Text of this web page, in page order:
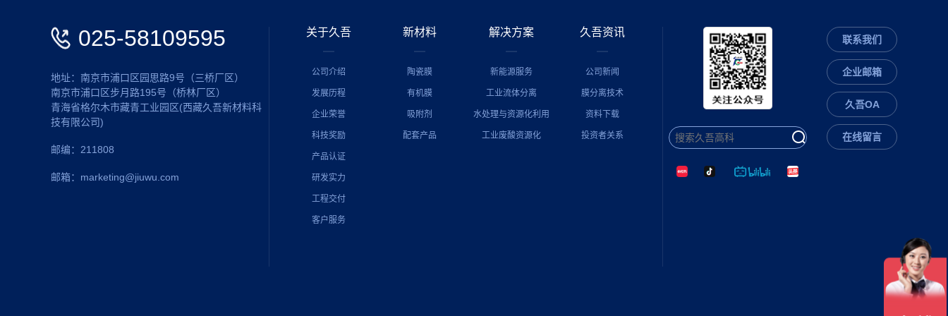
025-58109595
地址：南京市浦口区园思路9号（三桥厂区）
南京市浦口区步月路195号（桥林厂区）
青海省格尔木市藏青工业园区(西藏久吾新材料科
技有限公司)
邮编：211808
邮箱：marketing@jiuwu.com
关于久吾
公司介绍
发展历程
企业荣誉
科技奖励
产品认证
研发实力
工程交付
客户服务
新材料
陶瓷膜
有机膜
吸附剂
配套产品
解决方案
新能源服务
工业流体分离
水处理与资源化利用
工业废酸资源化
久吾资讯
公司新闻
膜分离技术
资料下载
投资者关系
联系我们
企业邮箱
久吾OA
在线留言